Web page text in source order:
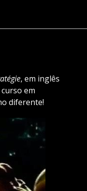
, em inglês
em
diferente!